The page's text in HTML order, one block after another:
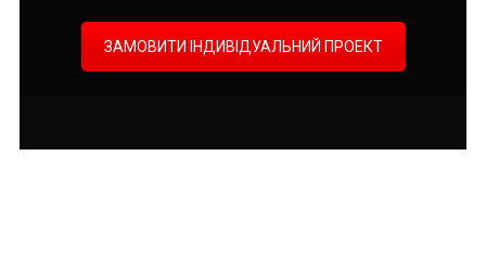
ЗАМОВИТИ ІНДИВІДУАЛЬНИЙ ПРОЕКТ